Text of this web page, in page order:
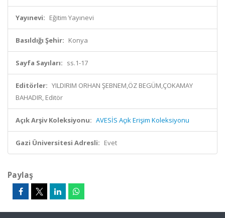
Yayınevi: Eğitim Yayınevi
Basıldığı Şehir: Konya
Sayfa Sayıları: ss.1-17
Editörler: YILDIRIM ORHAN ŞEBNEM,ÖZ BEGÜM,ÇOKAMAY
BAHADIR, Editör
Açık Arşiv Koleksiyonu: AVESİS Açık Erişim Koleksiyonu
Gazi Üniversitesi Adresli: Evet
Paylaş